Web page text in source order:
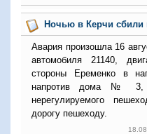
Ночью в Керчи сбили
Авария произошла 16
автомобиля 21140,
стороны Еременко в
напротив дома № 3,
нерегулируемого
дорогу пешеходу.